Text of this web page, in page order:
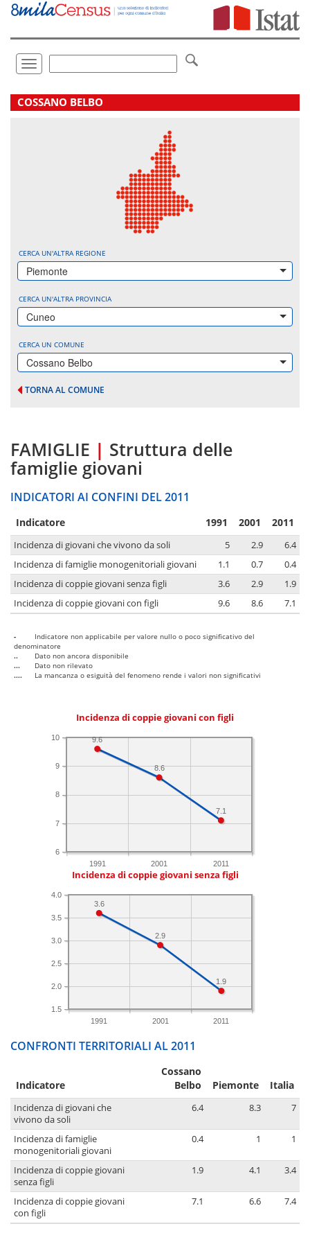
Vai
direttamente
Toggle
navigation
.
COSSANO BELBO
CERCA UN'ALTRA REGIONE
Piemonte
CERCA UN'ALTRA PROVINCIA
Cuneo
CERCA UN COMUNE
Cossano Belbo
TORNA AL COMUNE
FAMIGLIE | Struttura delle
famiglie giovani
INDICATORI AI CONFINI DEL 2011
Indicatore 1991 2001 2011
Incidenza di giovani che vivono da soli 5 2.9
6.4
Incidenza di famiglie monogenitoriali giovani
1.1 0.7
0.4
Incidenza di coppie giovani senza figli
3.6 2.9
1.9
Incidenza di coppie giovani con figli
9.6 8.6 7.1
-
Indicatore non applicabile per valore nullo o poco significativo del
denominatore
..
Dato non ancora disponibile
...
Dato non rilevato
....
La mancanza o esiguità del fenomeno rende i valori non significativi
Incidenza di coppie giovani con figli
1991 2001 2011
6
7
8
9
10
7.1
8.6
9.6
Incidenza di coppie giovani senza figli
1991 2001 2011
1.5
2.0
2.5
3.0
3.5
4.0
1.9
2.9
3.6
CONFRONTI TERRITORIALI AL 2011
Indicatore
Cossano
Belbo
Piemonte Italia
Incidenza di giovani che
vivono da soli
6.4 8.3 7
Incidenza di famiglie
monogenitoriali giovani
0.4 1 1
Incidenza di coppie giovani
senza figli
1.9 4.1 3.4
Incidenza di coppie giovani
con figli
7.1 6.6 7.4